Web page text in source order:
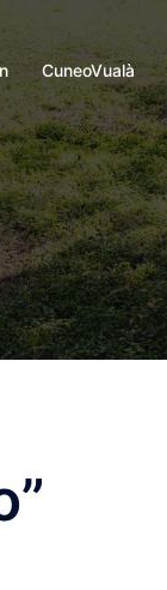
CuneoVualà